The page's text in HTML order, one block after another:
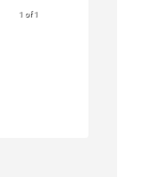
1 of 1